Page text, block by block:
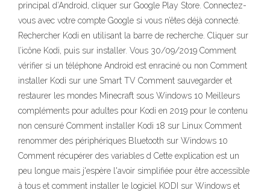
principal d’Android, cliquer sur Google Play Store. Connectez-
vous avec votre compte Google si vous n’êtes déjà connecté.
Rechercher Kodi en utilisant la barre de recherche. Cliquer sur
l’icône Kodi, puis sur installer. Vous 30/09/2019 Comment
vérifier si un téléphone Android est enraciné ou non Comment
installer Kodi sur une Smart TV Comment sauvegarder et
restaurer les mondes Minecraft sous Windows 10 Meilleurs
compléments pour adultes pour Kodi en 2019 pour le contenu
non censuré Comment installer Kodi 18 sur Linux Comment
renommer des périphériques Bluetooth sur Windows 10
Comment récupérer des variables d Cette explication est un
peu longue mais j'espère l'avoir simplifiée pour être accessible
à tous et comment installer le logiciel KODI sur Windows et